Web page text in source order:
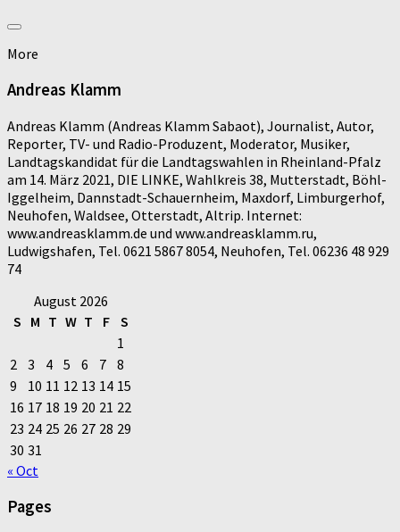
More
Andreas Klamm
Andreas Klamm (Andreas Klamm Sabaot), Journalist, Autor,
Reporter, TV- und Radio-Produzent, Moderator, Musiker,
Landtagskandidat für die Landtagswahlen in Rheinland-Pfalz
am 14. März 2021, DIE LINKE, Wahlkreis 38, Mutterstadt, Böhl-
Iggelheim, Dannstadt-Schauernheim, Maxdorf, Limburgerhof,
Neuhofen, Waldsee, Otterstadt, Altrip. Internet:
www.andreasklamm.de und www.andreasklamm.ru,
Ludwigshafen, Tel. 0621 5867 8054, Neuhofen, Tel. 06236 48 929
74
August 2026
S M T W T F S
1
2
3 4 5 6 7 8
9
10 11 12 13 14 15
16 17 18 19 20 21 22
23 24 25 26 27 28 29
30 31
« Oct
Pages